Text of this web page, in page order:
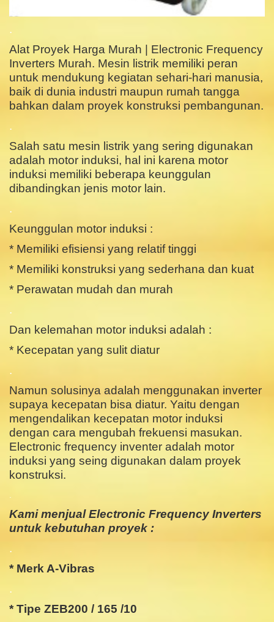
.
Alat Proyek Harga Murah | Electronic Frequency
Inverters Murah. Mesin listrik memiliki peran
untuk mendukung kegiatan sehari-hari manusia,
baik di dunia industri maupun rumah tangga
bahkan dalam proyek konstruksi pembangunan.
.
Salah satu mesin listrik yang sering digunakan
adalah motor induksi, hal ini karena motor
induksi memiliki beberapa keunggulan
dibandingkan jenis motor lain.
.
Keunggulan motor induksi :
* Memiliki efisiensi yang relatif tinggi
* Memiliki konstruksi yang sederhana dan kuat
* Perawatan mudah dan murah
.
Dan kelemahan motor induksi adalah :
* Kecepatan yang sulit diatur
.
Namun solusinya adalah menggunakan inverter
supaya kecepatan bisa diatur. Yaitu dengan
mengendalikan kecepatan motor induksi
dengan cara mengubah frekuensi masukan.
Electronic frequency inventer adalah motor
induksi yang seing digunakan dalam proyek
konstruksi.
.
Kami menjual Electronic Frequency Inverters
untuk kebutuhan proyek :
.
* Merk A-Vibras
.
* Tipe ZEB200 / 165 /10